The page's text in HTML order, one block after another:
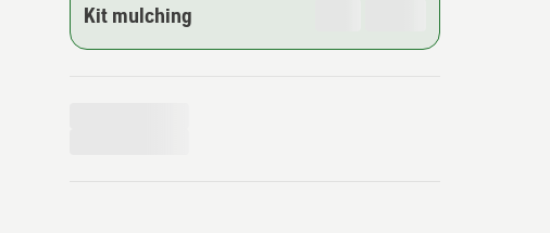
Kit mulching